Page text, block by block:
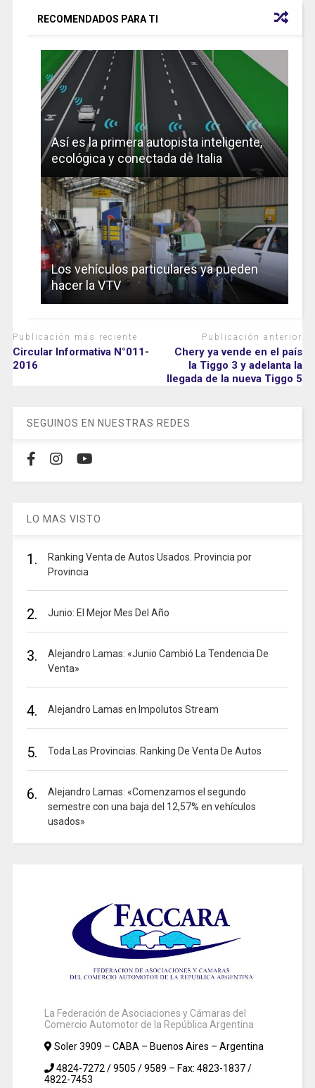
RECOMENDADOS PARA TI
Así es la primera autopista inteligente,
ecológica y conectada de Italia
Los vehículos particulares ya pueden
hacer la VTV
Publicación más reciente
Circular Informativa N°011-
2016
Publicación anterior
Chery ya vende en el país
la Tiggo 3 y adelanta la
llegada de la nueva Tiggo 5
SEGUINOS EN NUESTRAS REDES
LO MAS VISTO
1.
Ranking Venta de Autos Usados. Provincia por
Provincia
2. Junio: El Mejor Mes Del Año
3.
Alejandro Lamas: «Junio Cambió La Tendencia De
Venta»
4. Alejandro Lamas en Impolutos Stream
5. Toda Las Provincias. Ranking De Venta De Autos
6.
Alejandro Lamas: «Comenzamos el segundo
semestre con una baja del 12,57% en vehículos
usados»
La Federación de Asociaciones y Cámaras del
Comercio Automotor de la República Argentina
Soler 3909 – CABA – Buenos Aires – Argentina
4824-7272 / 9505 / 9589 – Fax: 4823-1837 /
4822-7453